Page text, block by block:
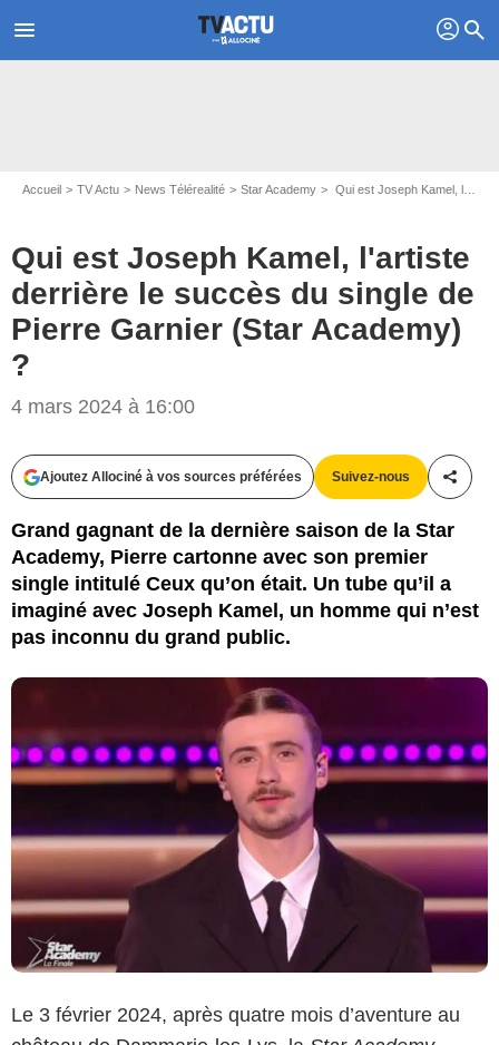
menu profil search
Accueil TV Actu News Télérealité Star Academy Qui est Joseph Kamel, l'artiste derrière le succès du single de Pierre Garnier (Star Academy) ?
Qui est Joseph Kamel, l'artiste
derrière le succès du single de
Pierre Garnier (Star Academy)
?
4 mars 2024 à 16:00
Ajoutez Allociné à vos sources préférées Suivez-nous
Grand gagnant de la dernière saison de la Star
Academy, Pierre cartonne avec son premier
single intitulé Ceux qu’on était. Un tube qu’il a
imaginé avec Joseph Kamel, un homme qui n’est
pas inconnu du grand public.
Le 3 février 2024, après quatre mois d’aventure au